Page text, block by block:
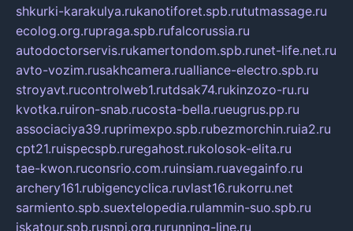
shkurki-karakulya.rukanotiforet.spb.rututmassage.ru
ecolog.org.rupraga.spb.rufalcorussia.ru
autodoctorservis.rukamertondom.spb.runet-life.net.ru
avto-vozim.rusakhcamera.rualliance-electro.spb.ru
stroyavt.rucontrolweb1.rutdsak74.rukinzozo-ru.ru
kvotka.ruiron-snab.rucosta-bella.rueugrus.pp.ru
associaciya39.ruprimexpo.spb.rubezmorchin.ruia2.ru
cpt21.ruispecspb.ruregahost.rukolosok-elita.ru
tae-kwon.ruconsrio.com.ruinsiam.ruavegainfo.ru
archery161.rubigencyclica.ruvlast16.rukorru.net
sarmiento.spb.suextelopedia.rulammin-suo.spb.ru
iskatour.spb.rusnpi.org.rurunning-line.ru